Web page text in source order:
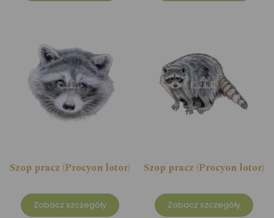
Szop pracz (Procyon lotor)
Zobacz szczegóły
Szop pracz (Procyon lotor)
Zobacz szczegóły